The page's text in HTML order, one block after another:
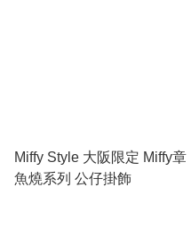
Miffy Style 大阪限定 Miffy章
魚燒系列 公仔掛飾